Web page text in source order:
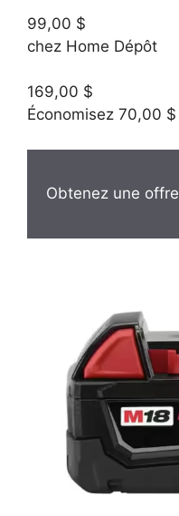
99,00 $
chez Home Dépôt
169,00 $
Économisez 70,00 $
Obtenez une offre